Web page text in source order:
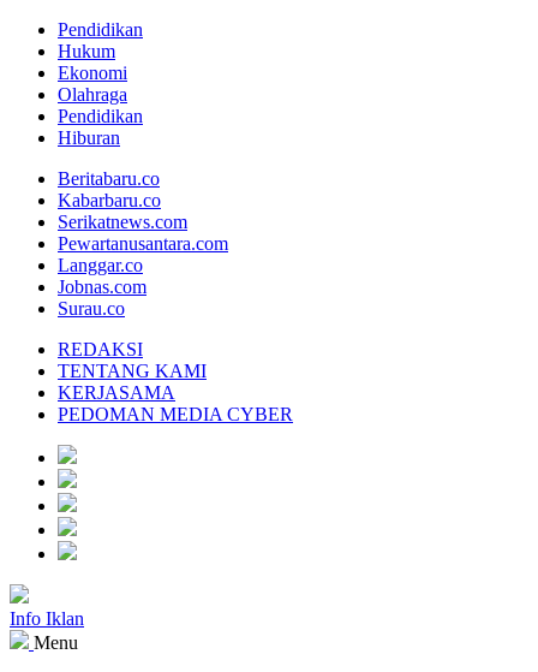
Pendidikan
Hukum
Ekonomi
Olahraga
Pendidikan
Hiburan
Beritabaru.co
Kabarbaru.co
Serikatnews.com
Pewartanusantara.com
Langgar.co
Jobnas.com
Surau.co
REDAKSI
TENTANG KAMI
KERJASAMA
PEDOMAN MEDIA CYBER
Info Iklan
Menu